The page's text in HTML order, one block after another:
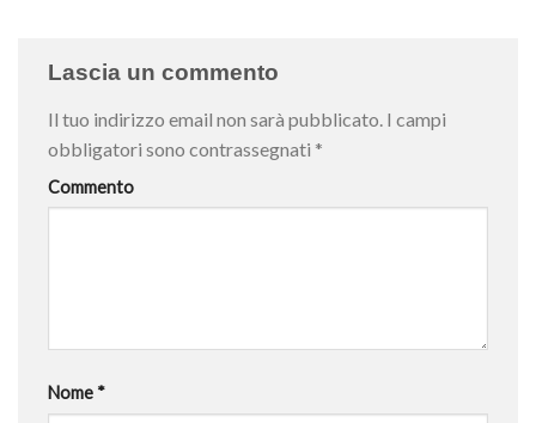
Lascia un commento
Il tuo indirizzo email non sarà pubblicato. I campi
obbligatori sono contrassegnati *
Commento
Nome *